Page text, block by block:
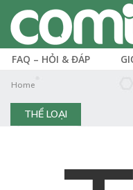
FAQ – HỎI & ĐÁP
Home
THỂ LOẠI